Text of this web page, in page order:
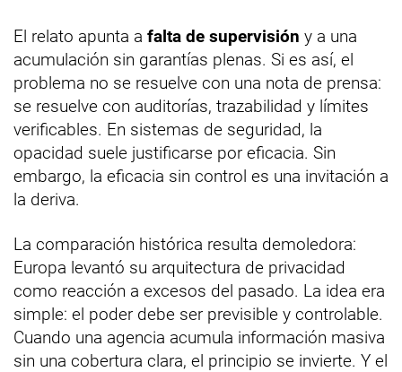
El relato apunta a falta de supervisión y a una
acumulación sin garantías plenas. Si es así, el
problema no se resuelve con una nota de prensa:
se resuelve con auditorías, trazabilidad y límites
verificables. En sistemas de seguridad, la
opacidad suele justificarse por eficacia. Sin
embargo, la eficacia sin control es una invitación a
la deriva.
La comparación histórica resulta demoledora:
Europa levantó su arquitectura de privacidad
como reacción a excesos del pasado. La idea era
simple: el poder debe ser previsible y controlable.
Cuando una agencia acumula información masiva
sin una cobertura clara, el principio se invierte. Y el